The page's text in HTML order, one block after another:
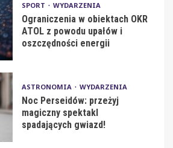
SPORT WYDARZENIA
Ograniczenia w obiektach OKR
ATOL z powodu upałów i
oszczędności energii
ASTRONOMIA WYDARZENIA
Noc Perseidów: przeżyj
magiczny spektakl
spadających gwiazd!